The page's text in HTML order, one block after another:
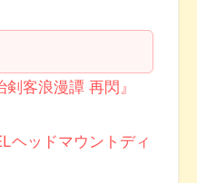
客浪漫譚 再閃』
ヘッドマウントディ